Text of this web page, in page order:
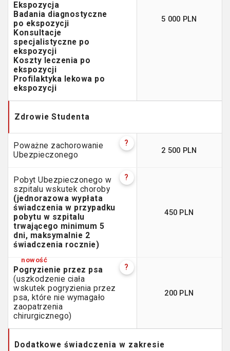
Ekspozycja
Badania diagnostyczne
po ekspozycji
Konsultacje
specjalistyczne po
ekspozycji
Koszty leczenia po
ekspozycji
Profilaktyka lekowa po
ekspozycji
5 000 PLN
Zdrowie Studenta
Poważne zachorowanie
Ubezpieczonego
?
2 500 PLN
Pobyt Ubezpieczonego w
szpitalu wskutek choroby
(jednorazowa wypłata
świadczenia w przypadku
pobytu w szpitalu
trwającego minimum 5
dni, maksymalnie 2
świadczenia rocznie)
?
450 PLN
Pogryzienie przez psa
(uszkodzenie ciała
wskutek pogryzienia przez
psa, które nie wymagało
zaopatrzenia
chirurgicznego)
?
200 PLN
Dodatkowe świadczenia w zakresie